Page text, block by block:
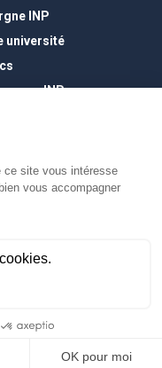
INP
université
INP
confidentialité